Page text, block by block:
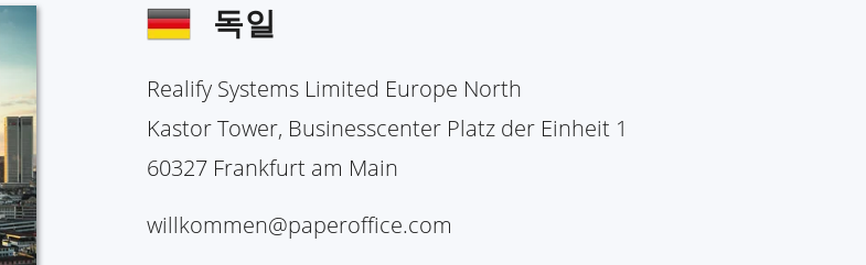
독일
Realify Systems Limited Europe North
Kastor Tower, Businesscenter Platz der Einheit 1
60327 Frankfurt am Main
willkommen@paperoffice.com